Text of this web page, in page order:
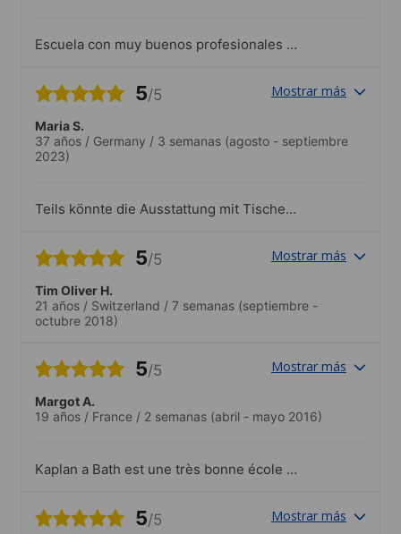
Escuela con muy buenos profesionales y
entorno.
5/5 Mostrar más
Maria S.
37 años / Germany / 3 semanas (agosto - septiembre
2023)
Teils könnte die Ausstattung mit Tischen
5/5 Mostrar más
Tim Oliver H.
21 años / Switzerland / 7 semanas (septiembre -
octubre 2018)
5/5 Mostrar más
Margot A.
19 años / France / 2 semanas (abril - mayo 2016)
Kaplan a Bath est une très bonne école et
personnes de toutes les nationalités
5/5 Mostrar más